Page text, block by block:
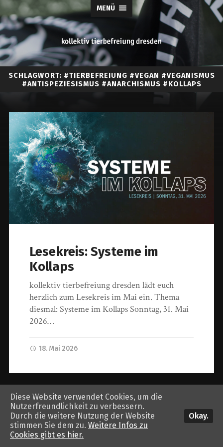
MENÜ
tierbefreiung
dresden
SCHLAGWORT: #TIERBEFREIUNG #VEGAN #VEGANISMUS
#ANTISPEZIESISMUS #ANARCHISMUS #KOLLAPS
Lesekreis: Systeme im
Kollaps
kollektiv tierbefreiung dresden lädt euch
herzlich zum Lesekreis im Mai ein. Thema
diesmal: Systeme im Kollaps ️Sonntag, 31. Mai
2026…
18. Mai 2026
© 2026tierbefreiung dresden. Theme vonAnders Norén
Diese Website verwendet Cookies, um die
Nutzerfreundlichkeit zu verbessern.
Durch die weitere Nutzung der Website
stimmen Sie dem zu. Weitere Infos zu
Cookies gibt es hier.
Okay.